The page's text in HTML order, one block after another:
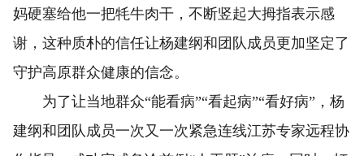
妈硬塞给他一把牦牛肉干，不断竖起大拇指表示感
谢，这种质朴的信任让杨建纲和团队成员更加坚定了
守护高原群众健康的信念。
为了让当地群众“能看病”“看起病”“看好病”，杨
建纲和团队成员一次又一次紧急连线江苏专家远程协